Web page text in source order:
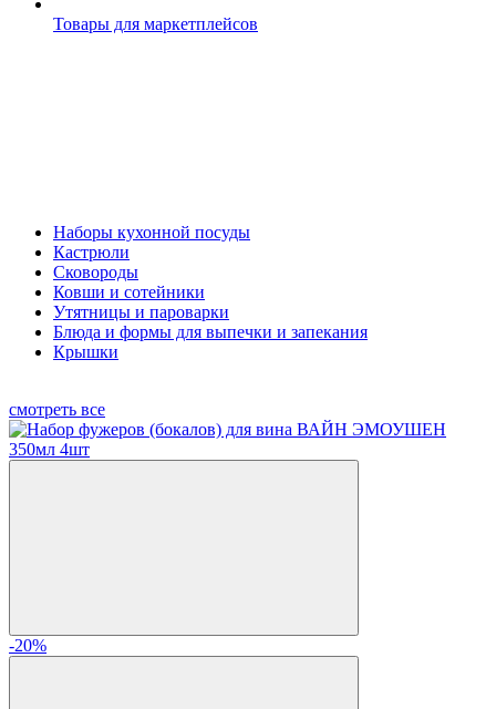
Товары для маркетплейсов
Наборы кухонной посуды
Кастрюли
Сковороды
Ковши и сотейники
Утятницы и пароварки
Блюда и формы для выпечки и запекания
Крышки
смотреть все
-20%